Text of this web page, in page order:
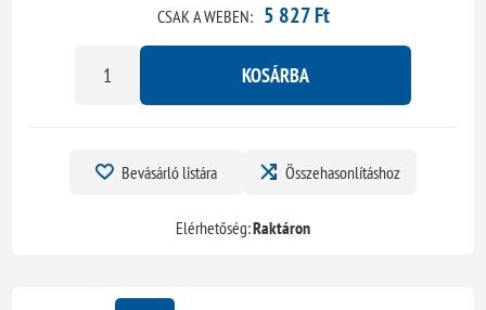
CSAK A WEBEN: 5 827 Ft
KOSÁRBA
Bevásárló listára Összehasonlításhoz
Elérhetőség:Raktáron